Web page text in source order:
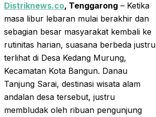
Distriknews.co, Tenggarong – Ketika
masa libur lebaran mulai berakhir dan
sebagian besar masyarakat kembali ke
rutinitas harian, suasana berbeda justru
terlihat di Desa Kedang Murung,
Kecamatan Kota Bangun. Danau
Tanjung Sarai, destinasi wisata alam
andalan desa tersebut, justru
membludak oleh ribuan pengunjung